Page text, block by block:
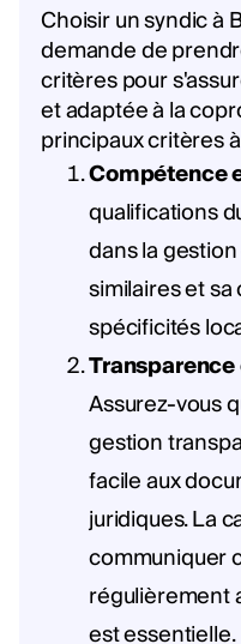
Choisir un syndic à
demande de
critères pour
et adaptée à la
principaux critères
Compétence
qualifications
dans la
similaires et
spécificités
Assurez-vous
gestion
facile aux
juridiques. La
communiquer
régulièrement
est essentielle.